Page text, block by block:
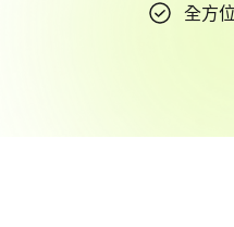
全方